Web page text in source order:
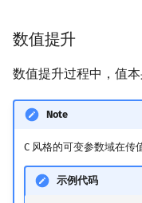
数值提升
数值提升过程中，值本
Note
C 风格的可变参数域在传
示例代码